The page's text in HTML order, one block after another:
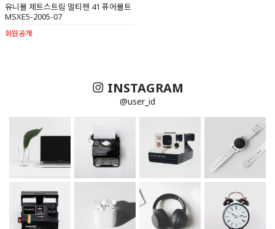
유니볼 제트스트림 멀티펜 41 퓨어몰트
MSXE5-2005-07
회원공개
INSTAGRAM
@user_id